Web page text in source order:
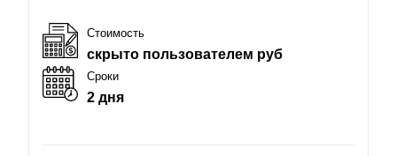
Стоимость
скрыто пользователем руб
Сроки
2 дня